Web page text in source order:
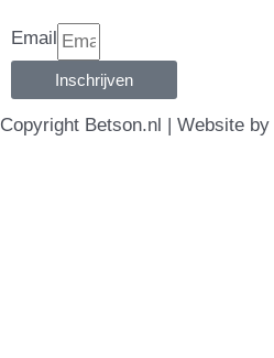
Email
Inschrijven
Copyright Betson.nl | Website by